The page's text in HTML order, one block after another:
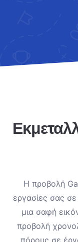
Η προβολή
εργασίες σας
μια σαφή
προβολή